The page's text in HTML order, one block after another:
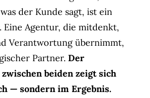
der Kunde sagt, ist ein
Eine Agentur, die mitdenkt,
Verantwortung übernimmt,
Partner. Der
beiden zeigt sich
— sondern im Ergebnis.